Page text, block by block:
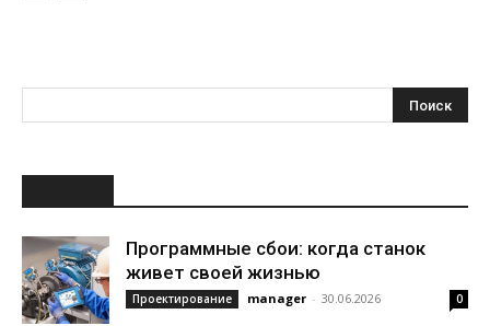
Программные сбои: когда станок
живет своей жизнью
Проектирование manager - 30.06.2026 0